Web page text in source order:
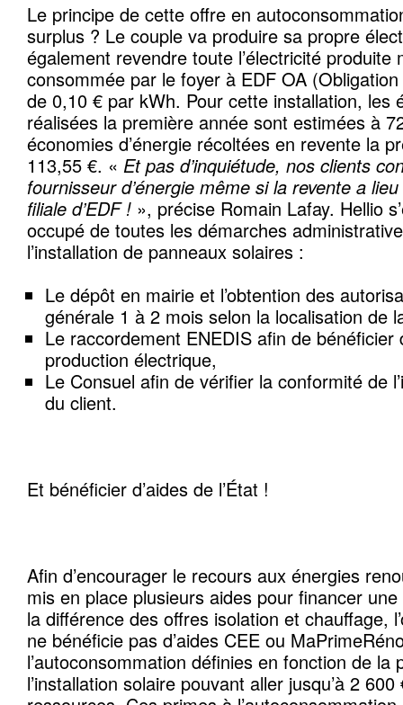
Le principe de cette offre en
surplus ? Le couple va produire sa propre
également revendre toute l’électricité produite
consommée par le foyer à EDF OA (Obligation
de 0,10 € par kWh. Pour cette installation, les
réalisées la première année sont estimées à
économies d’énergie récoltées en revente la
113,55 €. « Et pas d’inquiétude, nos clients
fournisseur d’énergie même si la revente a
filiale d’EDF ! », précise Romain Lafay. Hellio
occupé de toutes les démarches
l’installation de panneaux solaires :
Le dépôt en mairie et l’obtention des
générale 1 à 2 mois selon la localisation de
Le raccordement ENEDIS afin de bénéficier
production électrique,
Le Consuel afin de vérifier la conformité de
du client.
Et bénéficier d’aides de l’État !
Afin d’encourager le recours aux énergies
mis en place plusieurs aides pour financer
la différence des offres isolation et chauffage,
ne bénéficie pas d’aides CEE ou
l’autoconsommation définies en fonction de la
l’installation solaire pouvant aller jusqu’à 2